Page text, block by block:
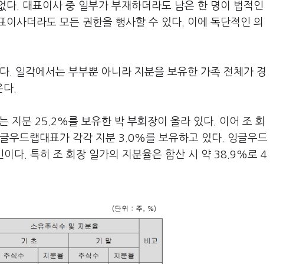
. 대표이사 중 일부가 부재하더라도 남은 한 명이 법적인
사더라도 모든 권한을 행사할 수 있다. 이에 독단적인 의
. 일각에서는 부부뿐 아니라 지분을 보유한 가족 전체가 경
.
지분 25.2%를 보유한 박 부회장이 올라 있다. 이어 조 회
우드랩대표가 각각 지분 3.0%를 보유하고 있다. 잉글우드
다. 특히 조 회장 일가의 지분율은 합산 시 약 38.9%로 4